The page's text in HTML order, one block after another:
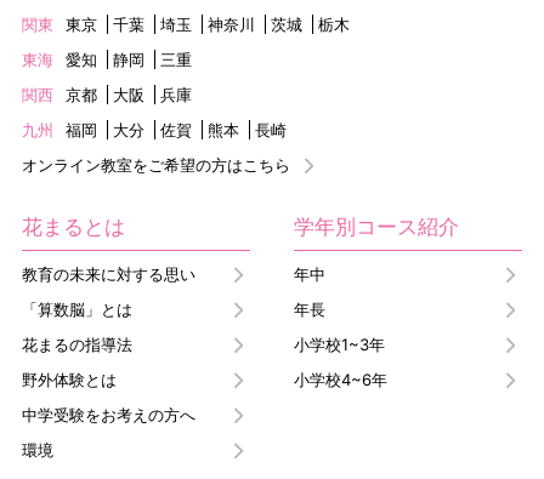
関東
東京 千葉 埼玉 神奈川 茨城
栃木
東海
愛知 静岡
三重
関西
京都 大阪
兵庫
九州
福岡 大分 佐賀 熊本
長崎
オンライン教室をご希望の方はこちら
花まるとは
教育の未来に対する思い
「算数脳」とは
花まるの指導法
野外体験とは
中学受験をお考えの方へ
環境
学年別コース紹介
年中
年長
小学校1~3年
小学校4~6年